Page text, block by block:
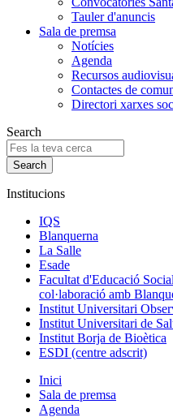
Tauler d'anuncis
Sala de premsa
Notícies
Agenda
Recursos
Contactes de
Directori xarxes
Search
Institucions
IQS
Blanquerna
La Salle
Esade
Facultat d'Educació
col·laboració amb
Institut Universitari
Institut Universitari de
Institut Borja de Bioètica
ESDI (centre adscrit)
Inici
Sala de premsa
Agenda